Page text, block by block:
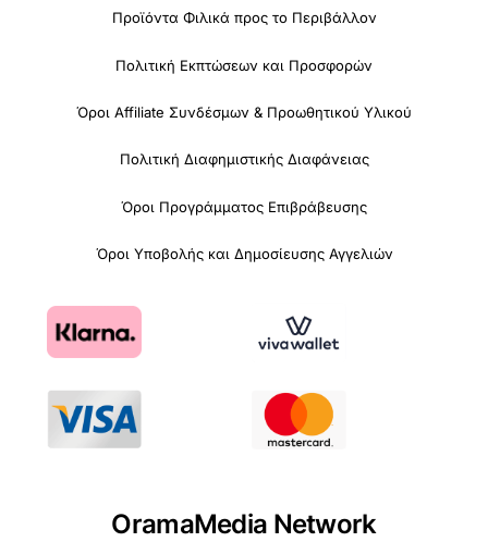
Προϊόντα Φιλικά προς το Περιβάλλον
Πολιτική Εκπτώσεων και Προσφορών
Όροι Affiliate Συνδέσμων & Προωθητικού Υλικού
Πολιτική Διαφημιστικής Διαφάνειας
Όροι Προγράμματος Επιβράβευσης
Όροι Υποβολής και Δημοσίευσης Αγγελιών
OramaMedia Network